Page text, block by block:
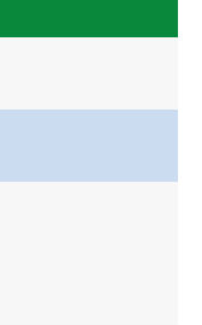
2025-03-18
2025-03-18
2023-02-21